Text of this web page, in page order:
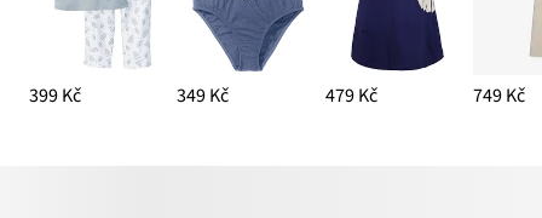
399 Kč 349 Kč 479 Kč 749 Kč